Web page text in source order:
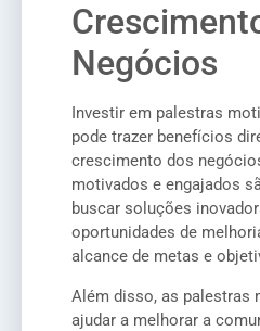
Negócios
Investir em palestras
pode trazer benefícios
crescimento dos
motivados e engajados
buscar soluções
oportunidades de
alcance de metas e
Além disso, as palestras
ajudar a melhorar a